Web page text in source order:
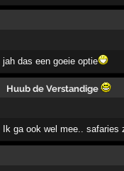
jah das een goeie optie
Huub de Verstandige
Ik ga ook wel mee.. safaries